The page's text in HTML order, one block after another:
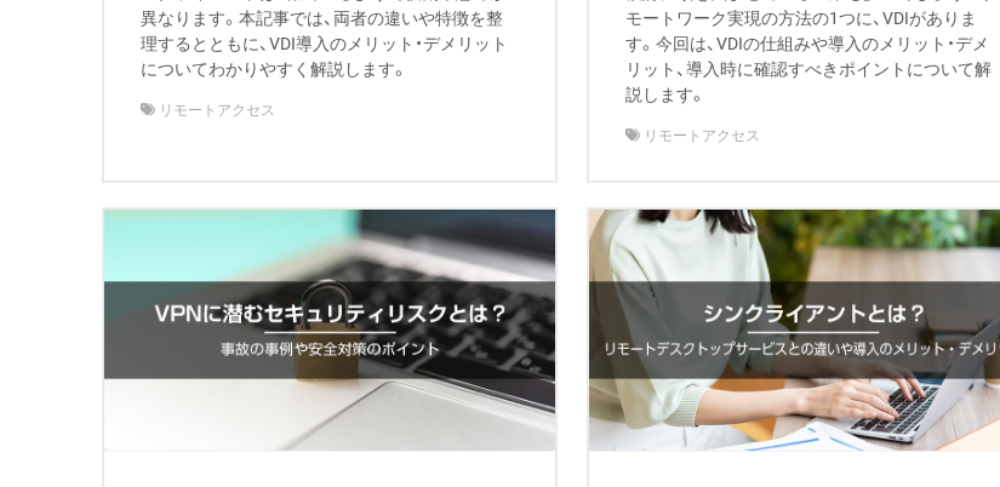
異なります。本記事では、両者の違いや特徴を整
理するとともに、VDI導入のメリット・デメリット
についてわかりやすく解説します。
リモートアクセス
モートワーク実現の方法の1つに、VDIがありま
す。今回は、VDIの仕組みや導入のメリット・デメ
リット、導入時に確認すべきポイントについて解
説します。
リモートアクセス